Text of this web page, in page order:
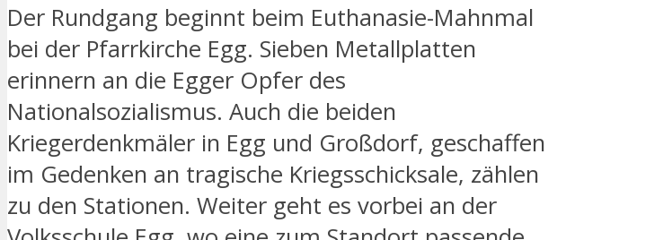
Der Rundgang beginnt beim Euthanasie-Mahnmal
bei der Pfarrkirche Egg. Sieben Metallplatten
erinnern an die Egger Opfer des
Nationalsozialismus. Auch die beiden
Kriegerdenkmäler in Egg und Großdorf, geschaffen
im Gedenken an tragische Kriegsschicksale, zählen
zu den Stationen. Weiter geht es vorbei an der